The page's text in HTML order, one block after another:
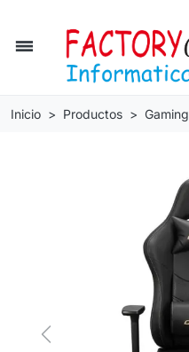
dehaze
Inicio Productos Gaming
Previous